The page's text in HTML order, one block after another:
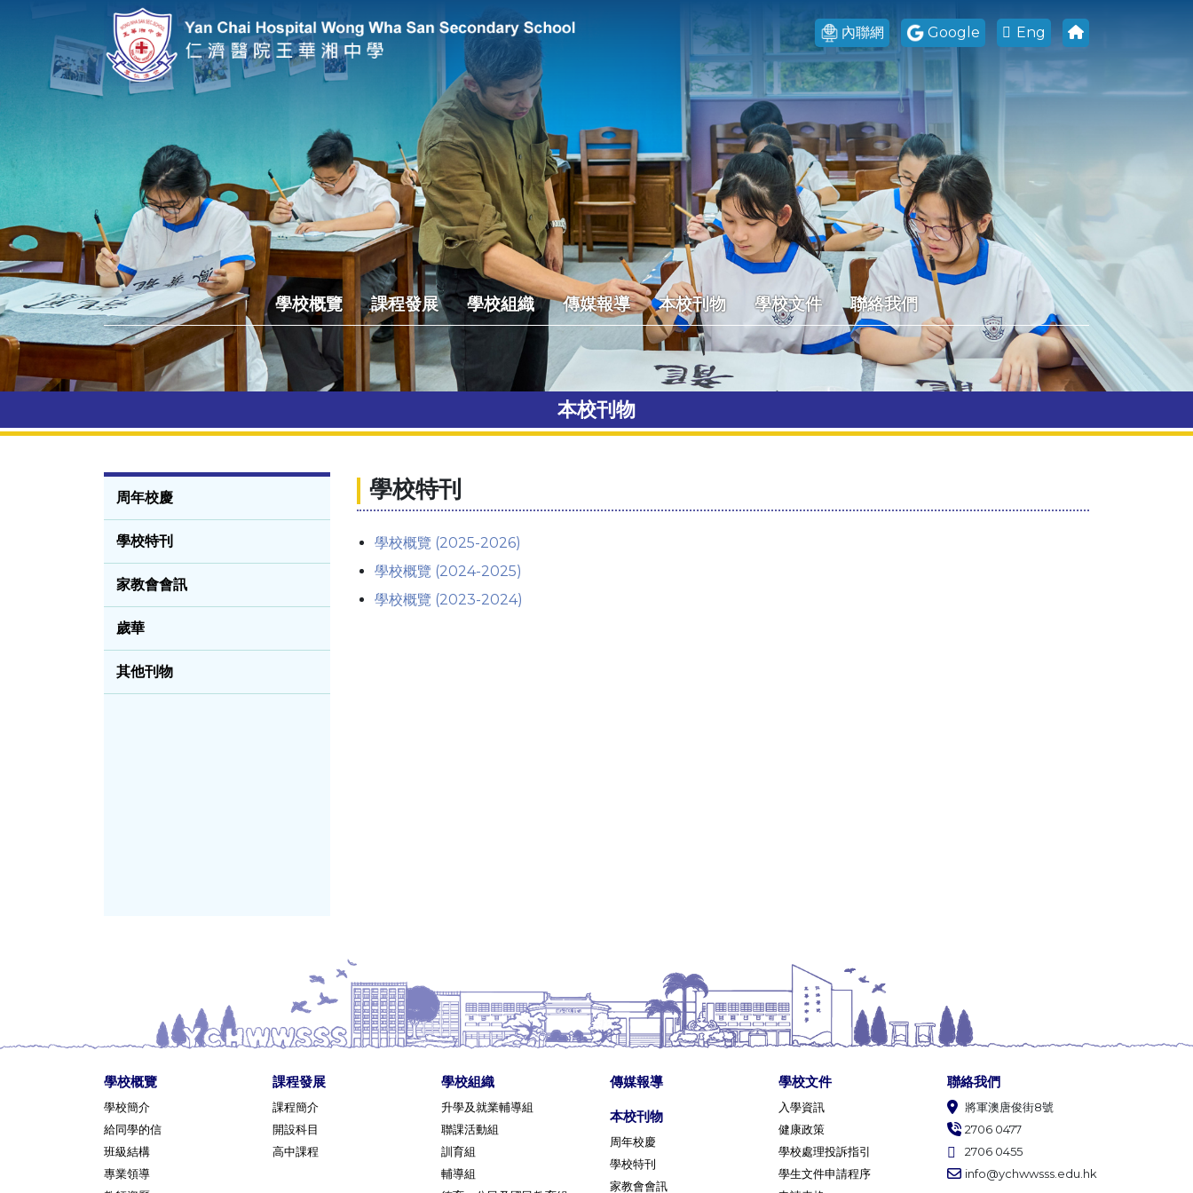
內聯網 Google Eng
學校概覽 課程發展 學校組織 傳媒報導 本校刊物 學校文件 聯絡我們
本校刊物
周年校慶
學校特刊
家教會會訊
歲華
其他刊物
學校特刊
學校概覽 (2025-2026)
學校概覽 (2024-2025)
學校概覽 (2023-2024)
學校概覽
學校簡介
給同學的信
班級結構
專業領導
課程發展
課程簡介
開設科目
高中課程
學校組織
升學及就業輔導組
聯課活動組
訓育組
輔導組
傳媒報導
本校刊物
周年校慶
學校特刊
家教會會訊
學校文件
入學資訊
健康政策
學校處理投訴指引
學生文件申請程序
聯絡我們
將軍澳唐俊街8號
2706 0477
2706 0455
info@ychwwsss.edu.hk